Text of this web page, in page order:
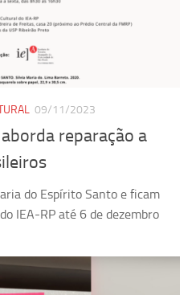
09/11/2023
reparação a
do Espírito Santo e ficam
IEA-RP até 6 de dezembro